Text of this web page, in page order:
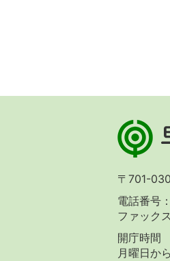
早
島
町
Town
〒701-
電話番号
ファック
開庁時間
月曜日か